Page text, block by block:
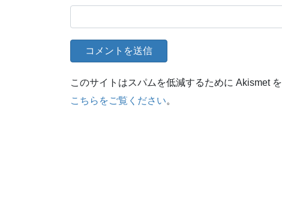
このサイトはスパムを低減するために Akismet を
こちらをご覧ください。